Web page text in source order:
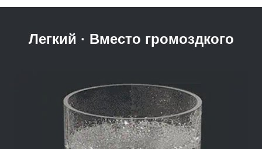
Легкий · Вместо громоздкого